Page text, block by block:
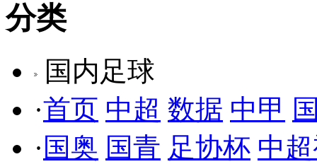
分类
国内足球
·首页 中超 数据 中甲
· 国奥 国青 足协杯 中